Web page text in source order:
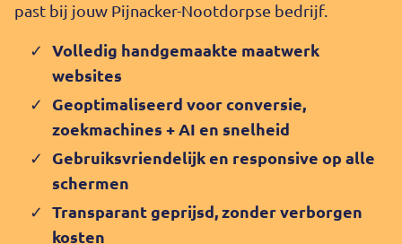
past bij jouw Pijnacker-Nootdorpse bedrijf.
Volledig handgemaakte maatwerk
websites
Geoptimaliseerd voor conversie,
zoekmachines + AI en snelheid
Gebruiksvriendelijk en responsive op alle
schermen
Transparant geprijsd, zonder verborgen
kosten